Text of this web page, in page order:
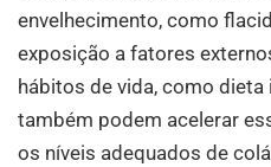
envelhecimento, como
exposição a fatores
hábitos de vida, como dieta
também podem acelerar
os níveis adequados de